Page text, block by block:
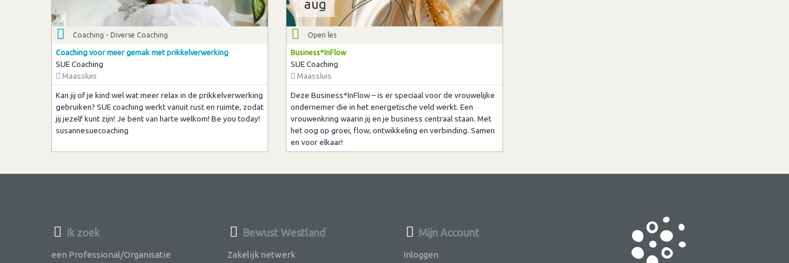
Coaching - Diverse Coaching
Coaching voor meer gemak met prikkelverwerking
SUE Coaching
Maassluis
Kan jij of je kind wel wat meer relax in de prikkelverwerking
gebruiken? SUE coaching werkt vanuit rust en ruimte, zodat
jij jezelf kunt zijn! Je bent van harte welkom! Be you today!
susannesuecoaching
aug
Open les
Business*InFlow
SUE Coaching
Maassluis
Deze Business*InFlow – is er speciaal voor de vrouwelijke
ondernemer die in het energetische veld werkt. Een
vrouwenkring waarin jij en je business centraal staan. Met
het oog op groei, flow, ontwikkeling en verbinding. Samen
en voor elkaar!
Ik zoek
een Professional/Organisatie
Bewust Westland
Zakelijk netwerk
Mijn Account
Inloggen